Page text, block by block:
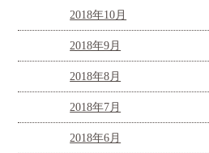
2018年10月
2018年9月
2018年8月
2018年7月
2018年6月